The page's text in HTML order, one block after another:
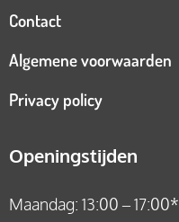
Contact
Algemene voorwaarden
Privacy policy
Openingstijden
Maandag: 13:00 – 17:00*